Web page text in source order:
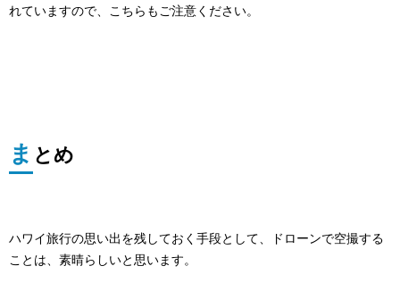
れていますので、こちらもご注意ください。
ま とめ
ハワイ旅行の思い出を残しておく手段として、ドローンで空撮する
ことは、素晴らしいと思います。